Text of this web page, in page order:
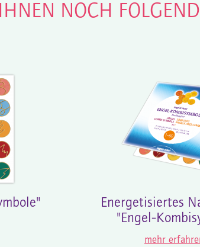
NOCH
Energetisiertes
"Engel-
mehr